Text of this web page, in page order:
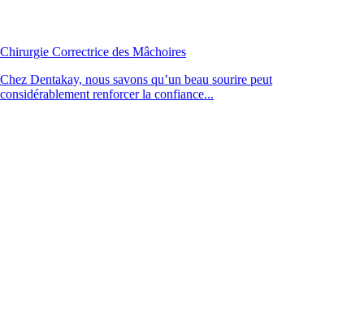
Chirurgie Correctrice des Mâchoires
Chez Dentakay, nous savons qu’un beau sourire peut
considérablement renforcer la confiance...